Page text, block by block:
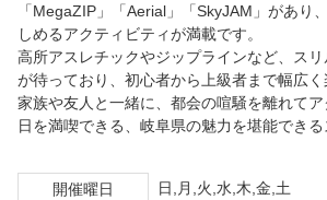
「MegaZIP」「Aerial」「SkyJAM」があり
しめるアクティビティが満載です。
高所アスレチックやジップラインなど、ス
が待っており、初心者から上級者まで幅広く
家族や友人と一緒に、都会の喧騒を離れて
日を満喫できる、岐阜県の魅力を堪能できる
開催曜日 日,月,火,水,木,金,土